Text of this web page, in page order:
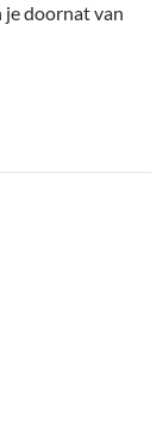
je doornat van